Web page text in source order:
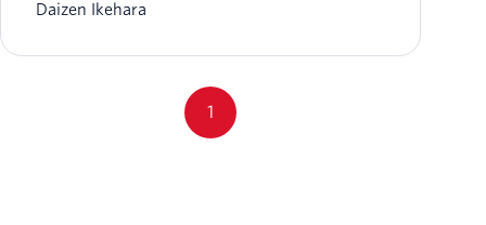
Daizen Ikehara
1